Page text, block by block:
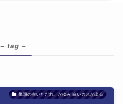
– tag –
亀頭の赤いただれ、かゆみ 白いカスが出る